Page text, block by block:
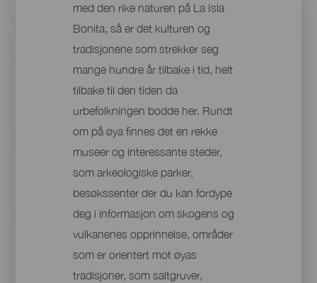
med den rike naturen på La Isla
Bonita, så er det kulturen og
tradisjonene som strekker seg
mange hundre år tilbake i tid, helt
tilbake til den tiden da
urbefolkningen bodde her. Rundt
om på øya finnes det en rekke
museer og interessante steder,
som arkeologiske parker,
besøkssenter der du kan fordype
deg i informasjon om skogens og
vulkanenes opprinnelse, områder
som er orientert mot øyas
tradisjoner, som saltgruver,